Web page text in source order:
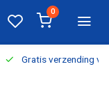
0
Gratis verzending